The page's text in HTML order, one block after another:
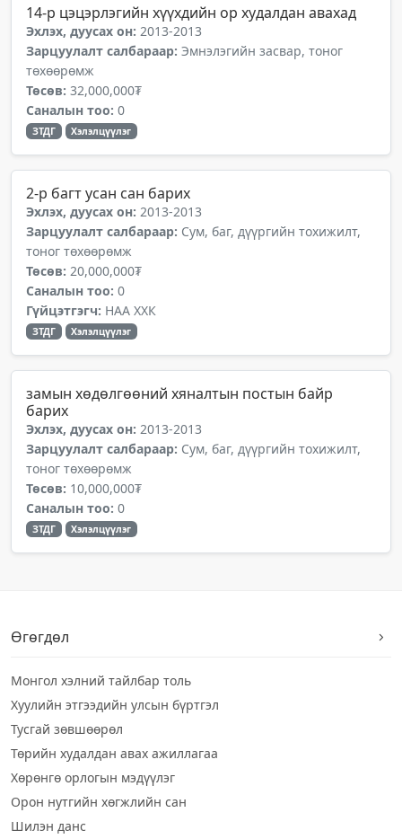
14-р цэцэрлэгийн хүүхдийн ор худалдан авахад
Эхлэх, дуусах он: 2013-2013
Зарцуулалт салбараар: Эмнэлэгийн засвар, тоног
төхөөрөмж
Төсөв: 32,000,000₮
Саналын тоо: 0
ЗТДГ Хэлэлцүүлэг
2-р багт усан сан барих
Эхлэх, дуусах он: 2013-2013
Зарцуулалт салбараар: Сум, баг, дүүргийн тохижилт,
тоног төхөөрөмж
Төсөв: 20,000,000₮
Саналын тоо: 0
Гүйцэтгэгч: НАА ХХК
ЗТДГ Хэлэлцүүлэг
замын хөдөлгөөний хяналтын постын байр
барих
Эхлэх, дуусах он: 2013-2013
Зарцуулалт салбараар: Сум, баг, дүүргийн тохижилт,
тоног төхөөрөмж
Төсөв: 10,000,000₮
Саналын тоо: 0
ЗТДГ Хэлэлцүүлэг
Өгөгдөл
Монгол хэлний тайлбар толь
Хуулийн этгээдийн улсын бүртгэл
Тусгай зөвшөөрөл
Төрийн худалдан авах ажиллагаа
Хөрөнгө орлогын мэдүүлэг
Орон нутгийн хөгжлийн сан
Шилэн данс